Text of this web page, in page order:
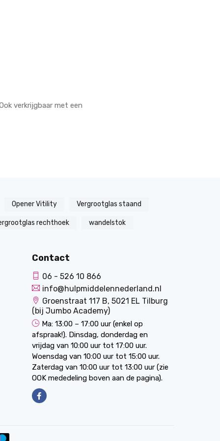
verkrijgbaar met een
Opener Vitility Vergrootglas staand
rechthoek wandelstok
Contact
06 - 526 10 866
info@hulpmiddelennederland.nl
Groenstraat 117 B, 5021 EL Tilburg
(bij Jumbo Academy)
Ma: 13:00 – 17:00 uur (enkel op
afspraak!). Dinsdag, donderdag en
vrijdag van 10:00 uur tot 17:00 uur.
Woensdag van 10:00 uur tot 15:00 uur.
Zaterdag van 10:00 uur tot 13:00 uur (zie
OOK mededeling boven aan de pagina).